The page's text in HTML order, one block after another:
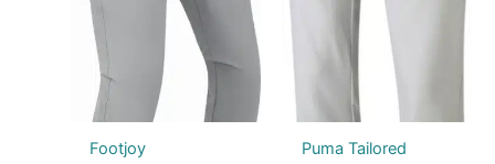
Footjoy
Puma Tailored